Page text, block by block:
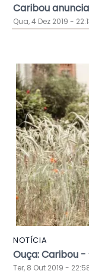
Caribou
Qua, 4 Dez 2019 -
NOTÍCIA
Ouça: Caribou -
Ter, 8 Out 2019 -